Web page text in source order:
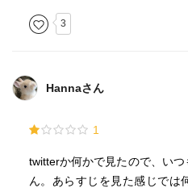
3
Hannaさん
1
twitterか何かで見たので、い
ん。あらすじを見た感じでは